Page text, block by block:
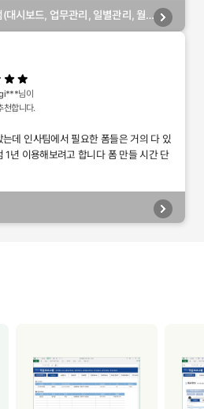
대시보드, 업무관리, 일별관리, 월
님이
천합니다.
데 인사팀에서 필요한 폼들은 거의 다 있
1년 이용해보려고 합니다 폼 만들 시간 단